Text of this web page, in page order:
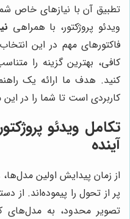
تطبیق آن با نیازهای خاص
ویدئو پروژکتور، با همراهی
فاکتورهای مهم در این
کافی، بهترین گزینه را
کنید. هدف ما ارائه یک
کاربردی است تا شما را در
تکامل ویدئو
آینده
از زمان پیدایش اولین
پر از تحول را پیموده‌اند.
تصویر محدود، به